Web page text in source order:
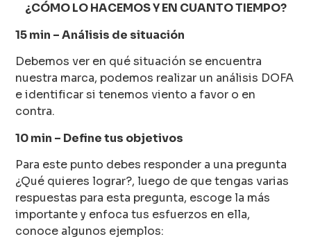
¿CÓMO LO HACEMOS Y EN CUANTO TIEMPO?
15 min – Análisis de situación
Debemos ver en qué situación se encuentra
nuestra marca, podemos realizar un análisis DOFA
e identificar si tenemos viento a favor o en
contra.
10 min – Define tus objetivos
Para este punto debes responder a una pregunta
¿Qué quieres lograr?, luego de que tengas varias
respuestas para esta pregunta, escoge la más
importante y enfoca tus esfuerzos en ella,
conoce algunos ejemplos: